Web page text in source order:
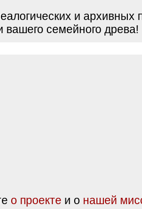
и архивных
вашего семейного древа!
о проекте и о нашей